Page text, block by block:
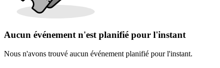
Aucun événement n'est planifié pour l'instant
Nous n'avons trouvé aucun événement planifié pour l'instant.